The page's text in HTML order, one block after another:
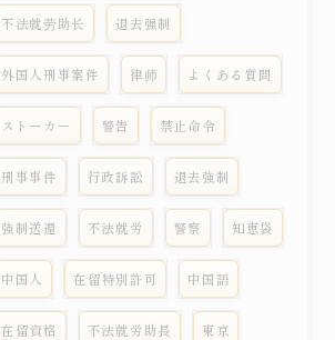
不法就劳助长 退去强制
外国人刑事案件 律师 よくある質問
ストーカー 警告 禁止命令
刑事事件 行政訴訟 退去強制
強制送還 不法就労 警察 知恵袋
中国人 在留特別許可 中国語
在留資格 不法就労助長 東京